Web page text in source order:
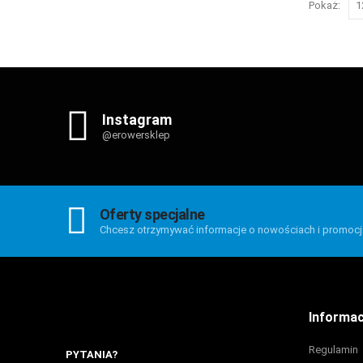
Pokaż:
Instagram
@erowersklep
Oferty specjalne
Chcesz otrzymywać informacje o nowościach i
PYTANIA? Regulamin